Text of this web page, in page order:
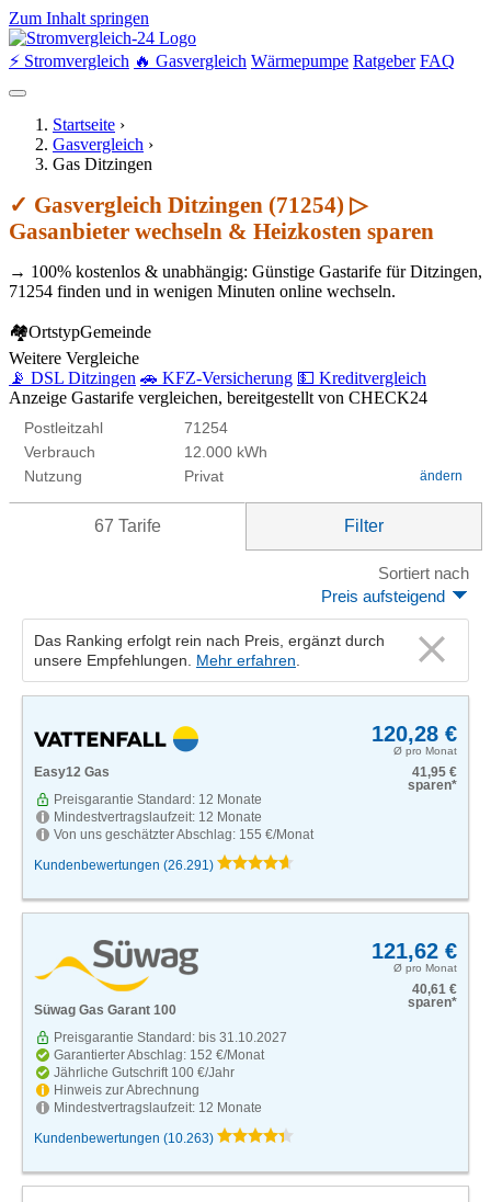
Zum Inhalt springen
⚡ Stromvergleich 🔥 Gasvergleich Wärmepumpe Ratgeber FAQ
Startseite ›
Gasvergleich ›
Gas Ditzingen
✓ Gasvergleich Ditzingen (71254) ▷
Gasanbieter wechseln & Heizkosten sparen
→ 100% kostenlos & unabhängig: Günstige Gastarife für Ditzingen,
71254 finden und in wenigen Minuten online wechseln.
🏘OrtstypGemeinde
Weitere Vergleiche
📡 DSL Ditzingen 🚗 KFZ-Versicherung 💵 Kreditvergleich
Anzeige Gastarife vergleichen, bereitgestellt von CHECK24